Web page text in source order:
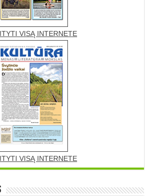
VISĄ INTERNETE
VISĄ INTERNETE